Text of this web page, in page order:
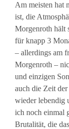
Am meisten hat
ist, die
Morgenroth hält
für knapp 3
– allerdings am
Morgenroth –
und einzigen
auch die Zeit
wieder lebendig
ich noch einmal
Brutalität, die